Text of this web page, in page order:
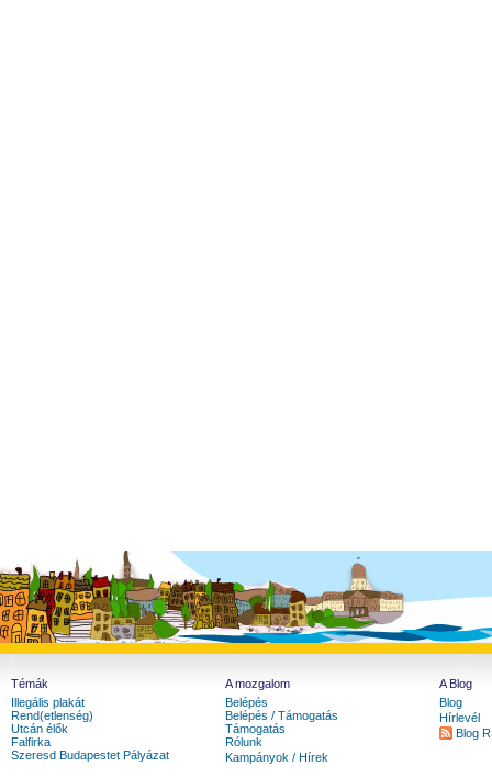
Témák
Illegális plakát
Rend(etlenség)
Utcán élők
Falfirka
Szeresd Budapestet Pályázat
A mozgalom
Belépés
Belépés / Támogatás
Támogatás
Rólunk
Kampányok / Hírek
A Blog
Blog
Hírlevél
Blog